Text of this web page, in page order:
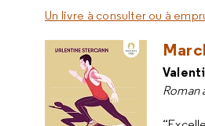
Un livre à consulter ou à
Roman